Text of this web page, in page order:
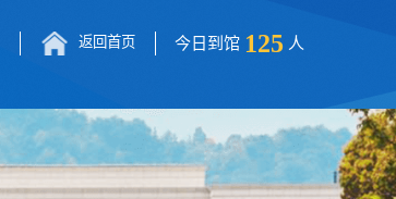
返回首页 今日到馆 125 人